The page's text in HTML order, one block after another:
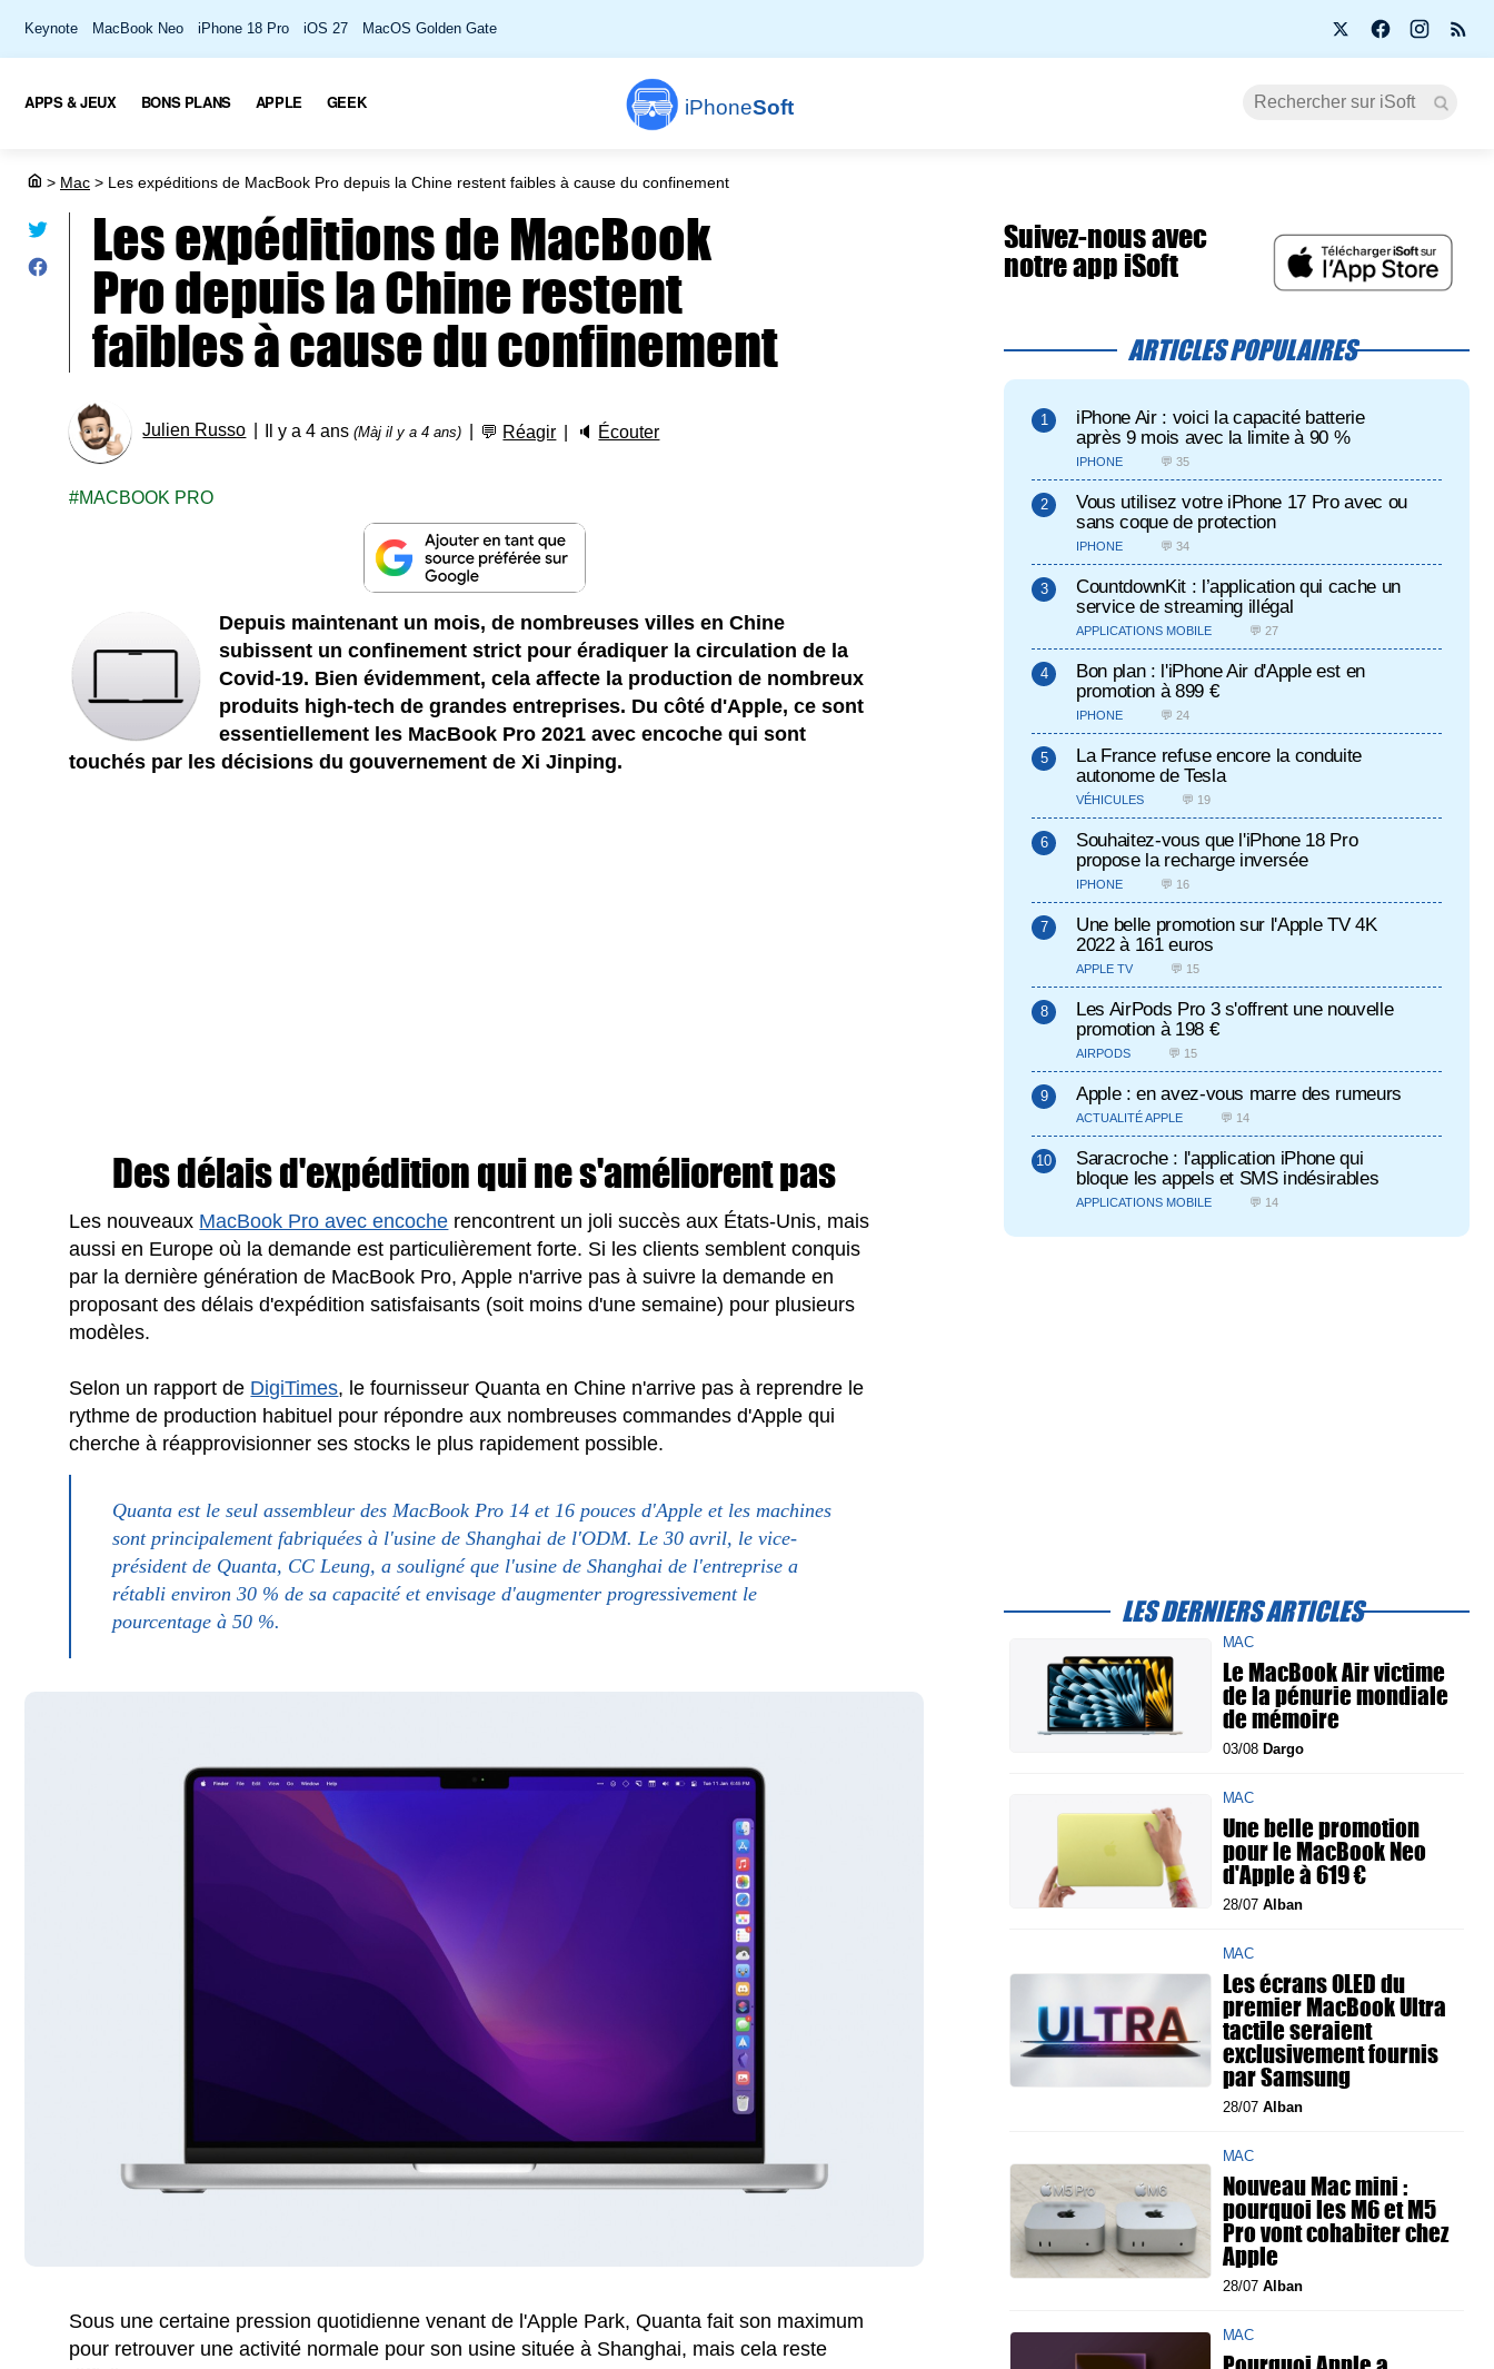
Keynote MacBook Neo iPhone 18 Pro iOS 27 MacOS Golden Gate
iPhoneSoft
APPS & JEUX BONS PLANS APPLE GEEK
> Mac > Les expéditions de MacBook Pro depuis la Chine restent faibles à cause du confinement
Les expéditions de MacBook
Pro depuis la Chine restent
faibles à cause du confinement
Julien Russo Il y a 4 ans(Màj il y a 4 ans) 💬 Réagir 🔈 Écouter
MACBOOK PRO
Depuis maintenant un mois, de nombreuses villes en Chine
subissent un confinement strict pour éradiquer la circulation de la
Covid-19. Bien évidemment, cela affecte la production de nombreux
produits high-tech de grandes entreprises. Du côté d'Apple, ce sont
essentiellement les MacBook Pro 2021 avec encoche qui sont
touchés par les décisions du gouvernement de Xi Jinping.
Des délais d'expédition qui ne s'améliorent pas
Les nouveaux MacBook Pro avec encoche rencontrent un joli succès aux États-Unis, mais
aussi en Europe où la demande est particulièrement forte. Si les clients semblent conquis
par la dernière génération de MacBook Pro, Apple n'arrive pas à suivre la demande en
proposant des délais d'expédition satisfaisants (soit moins d'une semaine) pour plusieurs
modèles.
Selon un rapport de DigiTimes, le fournisseur Quanta en Chine n'arrive pas à reprendre le
rythme de production habituel pour répondre aux nombreuses commandes d'Apple qui
cherche à réapprovisionner ses stocks le plus rapidement possible.
Quanta est le seul assembleur des MacBook Pro 14 et 16 pouces d'Apple et les machines
sont principalement fabriquées à l'usine de Shanghai de l'ODM. Le 30 avril, le vice-
président de Quanta, CC Leung, a souligné que l'usine de Shanghai de l'entreprise a
rétabli environ 30 % de sa capacité et envisage d'augmenter progressivement le
pourcentage à 50 %.
Sous une certaine pression quotidienne venant de l'Apple Park, Quanta fait son maximum
pour retrouver une activité normale pour son usine située à Shanghai, mais cela reste
Suivez-nous avec
notre app iSoft
ARTICLES POPULAIRES
iPhone Air : voici la capacité batterie
après 9 mois avec la limite à 90 %
IPHONE 💬 35
Vous utilisez votre iPhone 17 Pro avec ou
sans coque de protection
IPHONE 💬 34
CountdownKit : l’application qui cache un
service de streaming illégal
APPLICATIONS MOBILE 💬 27
Bon plan : l'iPhone Air d'Apple est en
promotion à 899 €
IPHONE 💬 24
La France refuse encore la conduite
autonome de Tesla
VÉHICULES 💬 19
Souhaitez-vous que l'iPhone 18 Pro
propose la recharge inversée
IPHONE 💬 16
Une belle promotion sur l'Apple TV 4K
2022 à 161 euros
APPLE TV 💬 15
Les AirPods Pro 3 s'offrent une nouvelle
promotion à 198 €
AIRPODS 💬 15
Apple : en avez-vous marre des rumeurs
ACTUALITÉ APPLE 💬 14
Saracroche : l'application iPhone qui
bloque les appels et SMS indésirables
APPLICATIONS MOBILE 💬 14
LES DERNIERS ARTICLES
MAC
Le MacBook Air victime
de la pénurie mondiale
de mémoire
03/08 Dargo
MAC
Une belle promotion
pour le MacBook Neo
d'Apple à 619 €
28/07 Alban
MAC
Les écrans OLED du
premier MacBook Ultra
tactile seraient
exclusivement fournis
par Samsung
28/07 Alban
MAC
Nouveau Mac mini :
pourquoi les M6 et M5
Pro vont cohabiter chez
Apple
28/07 Alban
MAC